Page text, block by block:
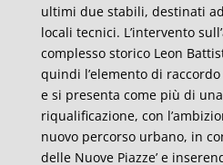
ultimi due stabili, destinati
locali tecnici. L’intervento
complesso storico Leon
quindi l’elemento di
e si presenta come più di
riqualificazione, con
nuovo percorso urbano, in
delle Nuove Piazze’ e